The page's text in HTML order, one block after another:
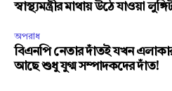
স্বাস্থ্যমন্ত্রীর মাথায় উঠে যাওয়া
অপরাধ
বিএনপি নেতার দাঁতই যখন
আছে শুধু যুগ্ম সম্পাদকদের দাঁত!